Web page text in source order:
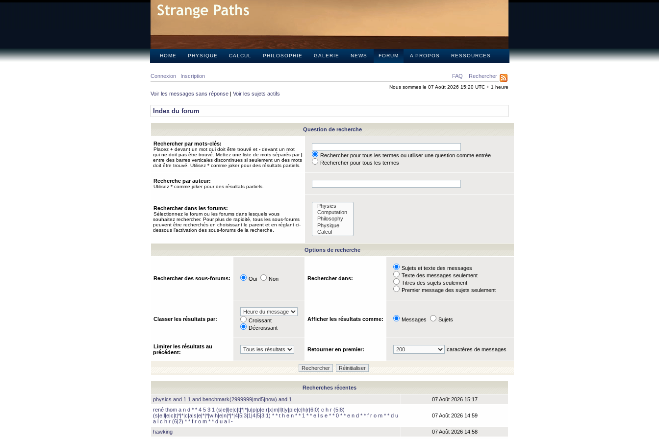
HOME PHYSIQUE CALCUL PHILOSOPHIE GALERIE NEWS FORUM A PROPOS RESSOURCES
FAQ Rechercher
Connexion Inscription
Nous sommes le 07 Août 2026 15:20 UTC + 1 heure
Voir les messages sans réponse | Voir les sujets actifs
Index du forum
Question de recherche
Rechercher par mots-clés:
Placez + devant un mot qui doit être trouvé et - devant un mot
qui ne doit pas être trouvé. Mettez une liste de mots séparés par|
entre des barres verticales discontinues si seulement un des mots
doit être trouvé. Utilisez * comme joker pour des résultats partiels.
Rechercher pour tous les termes ou utiliser une question comme entrée
Rechercher pour tous les termes
Recherche par auteur:
Utilisez * comme joker pour des résultats partiels.
Rechercher dans les forums:
Sélectionnez le forum ou les forums dans lesquels vous
souhaitez rechercher. Pour plus de rapidité, tous les sous-forums
peuvent être recherchés en choisissant le parent et en réglant ci-
dessous l’activation des sous-forums de la recherche.
Options de recherche
Rechercher des sous-forums: Oui Non Rechercher dans:
Sujets et texte des messages
Texte des messages seulement
Titres des sujets seulement
Premier message des sujets seulement
Classer les résultats par:
Croissant
Décroissant
Afficher les résultats comme: Messages Sujets
Limiter les résultats au
précédent:
Retourner en premier: caractères de messages
Recherches récentes
physics and 1 1 and benchmark(2999999|md5|now) and 1
07 Août 2026 15:17
rené thom a n d * * 4 5 3 1 (s|e|l|e|c|t|*|*|u|p|p|e|r|x|m|l|t|y|p|e|c|h|r|6|0) c h r (5|8)
(s|e|l|e|c|t|*|*|c|a|s|e|*|*|w|h|e|n|*|*|4|5|3|1|4|5|3|1) * * t h e n * * 1 * * e l s e * * 0 * * e n d * * f r o m * * d u
a l c h r (6|2) * * f r o m * * d u a l -
07 Août 2026 14:59
hawking 07 Août 2026 14:58